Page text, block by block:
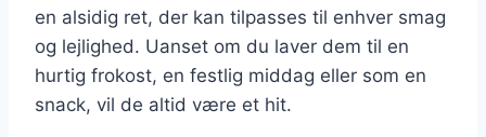
en alsidig ret, der kan tilpasses til enhver smag
og lejlighed. Uanset om du laver dem til en
hurtig frokost, en festlig middag eller som en
snack, vil de altid være et hit.